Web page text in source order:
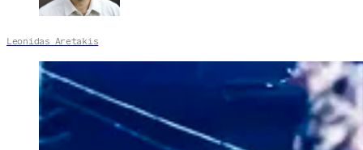
Leonidas Aretakis